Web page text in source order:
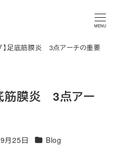
MENU
★ 特別限定価格 3,300円 → ご
】足底筋膜炎 3点アーチの重要
底筋膜炎 3点アー
月25日 カテゴリー
Blog